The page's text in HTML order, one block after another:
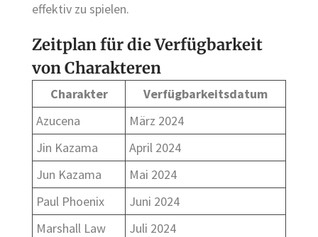
effektiv zu spielen.
Zeitplan für die Verfügbarkeit
von Charakteren
Charakter
Verfügbarkeitsdatum
Azucena
März 2024
Jin Kazama
April 2024
Jun Kazama
Mai 2024
Paul Phoenix
Juni 2024
Marshall Law
Juli 2024